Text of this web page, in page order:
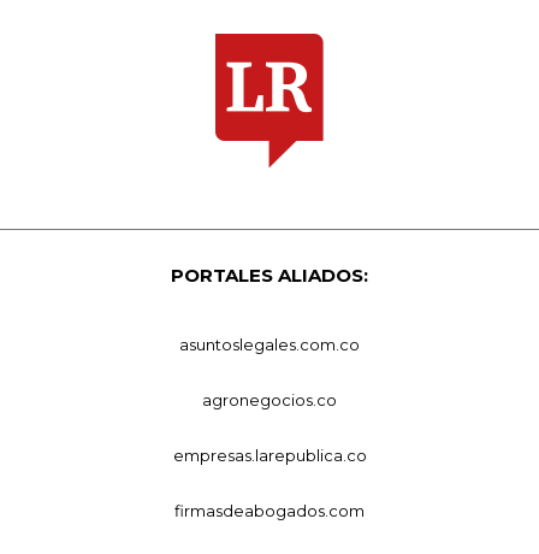
PORTALES ALIADOS:
asuntoslegales.com.co
agronegocios.co
empresas.larepublica.co
firmasdeabogados.com